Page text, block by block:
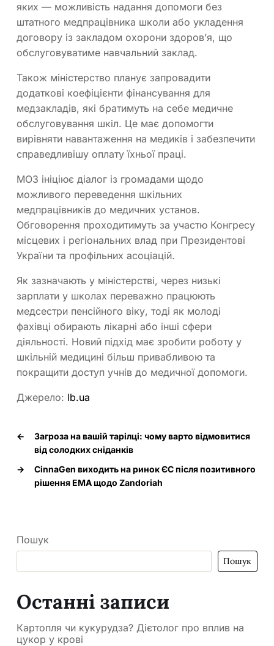
яких — можливість надання допомоги без
штатного медпрацівника школи або укладення
договору із закладом охорони здоров’я, що
обслуговуватиме навчальний заклад.
Також міністерство планує запровадити
додаткові коефіцієнти фінансування для
медзакладів, які братимуть на себе медичне
обслуговування шкіл. Це має допомогти
вирівняти навантаження на медиків і забезпечити
справедливішу оплату їхньої праці.
МОЗ ініціює діалог із громадами щодо
можливого переведення шкільних
медпрацівників до медичних установ.
Обговорення проходитимуть за участю Конгресу
місцевих і регіональних влад при Президентові
України та профільних асоціацій.
Як зазначають у міністерстві, через низькі
зарплати у школах переважно працюють
медсестри пенсійного віку, тоді як молоді
фахівці обирають лікарні або інші сфери
діяльності. Новий підхід має зробити роботу у
шкільній медицині більш привабливою та
покращити доступ учнів до медичної допомоги.
Джерело: lb.ua
←
Загроза на вашій тарілці: чому варто відмовитися
від солодких сніданків
→
CinnaGen виходить на ринок ЄС після позитивного
рішення EMA щодо Zandoriah
Пошук
Пошук
Останні записи
Картопля чи кукурудза? Дієтолог про вплив на
цукор у крові